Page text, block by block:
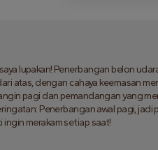
lupakan! Penerbangan belon
atas, dengan cahaya keemasan
pagi dan pemandangan yang
Penerbangan awal pagi,
ingin merakam setiap saat!